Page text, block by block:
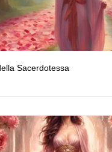
Sacerdotessa